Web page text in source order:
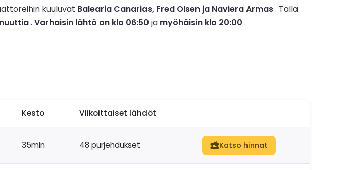
kuuluvat Balearia Canarias, Fred Olsen ja Naviera Armas. Tällä
. Varhaisin lähtö on klo 06:50 ja myöhäisin klo 20:00 .
Kesto Viikoittaiset lähdöt
35min 48 purjehdukset Katso hinnat